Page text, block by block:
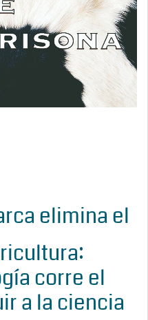
elimina el
corre el
a la ciencia